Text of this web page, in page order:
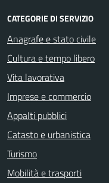
CATEGORIE DI SERVIZIO
Anagrafe e stato civile
Cultura e tempo libero
Vita lavorativa
Imprese e commercio
Appalti pubblici
Catasto e urbanistica
Turismo
Mobilità e trasporti